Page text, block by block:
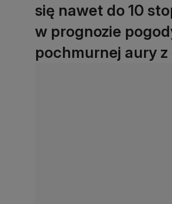
się nawet do 10
w prognozie
pochmurnej aury z